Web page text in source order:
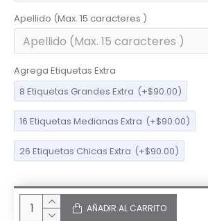
Apellido (Max. 15 caracteres )
Agrega Etiquetas Extra
8 Etiquetas Grandes Extra (+$90.00)
16 Etiquetas Medianas Extra (+$90.00)
26 Etiquetas Chicas Extra (+$90.00)
AÑADIR AL CARRITO